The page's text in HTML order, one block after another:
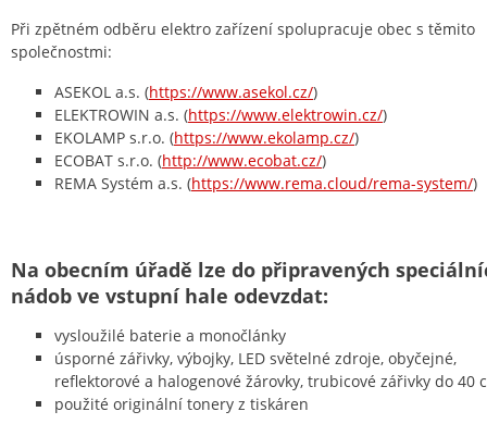
Při zpětném odběru elektro zařízení spolupracuje obec s těmito
společnostmi:
ASEKOL a.s. (https://www.asekol.cz/)
ELEKTROWIN a.s. (https://www.elektrowin.cz/)
EKOLAMP s.r.o. (https://www.ekolamp.cz/)
ECOBAT s.r.o. (http://www.ecobat.cz/)
REMA Systém a.s. (https://www.rema.cloud/rema-system/)
Na obecním úřadě lze do připravených
nádob ve vstupní hale odevzdat:
vysloužilé baterie a monočlánky
úsporné zářivky, výbojky, LED světelné zdroje, obyčejné,
reflektorové a halogenové žárovky, trubicové zářivky do 40
použité originální tonery z tiskáren